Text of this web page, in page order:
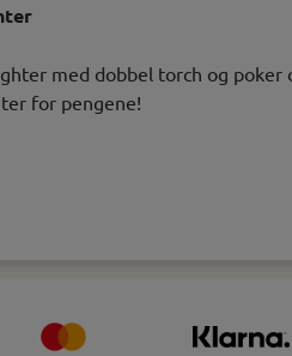
med dobbel torch og poker
for pengene!